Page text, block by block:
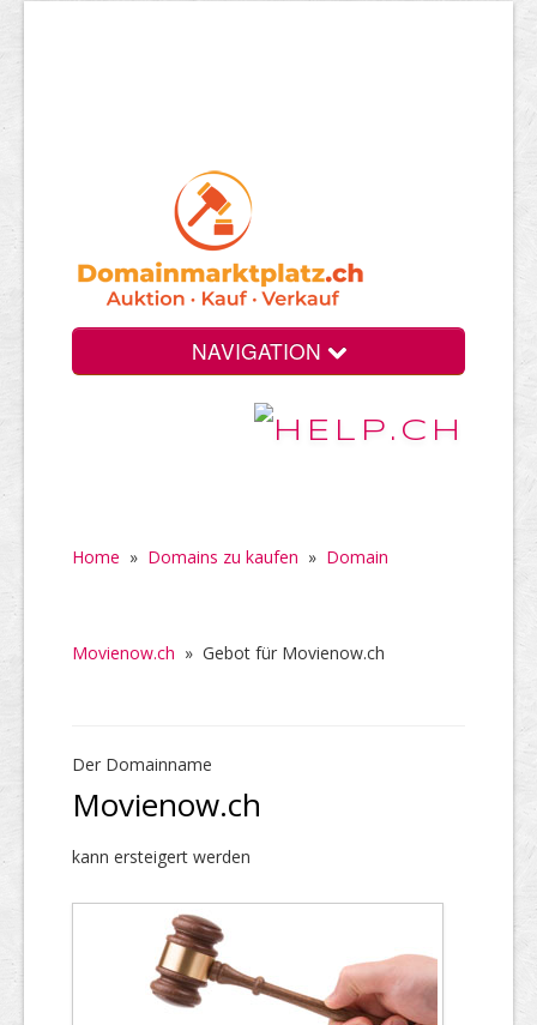
NAVIGATION
Home » Domains zu kaufen » Domain
Movienow.ch » Gebot für Movienow.ch
Der Domainname
Movienow.ch
kann ersteigert werden